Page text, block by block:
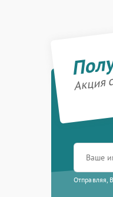
Акция
Отправляя,